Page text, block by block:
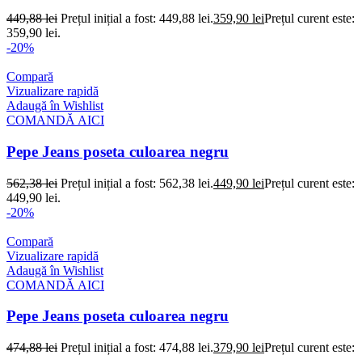
449,88lei Prețul inițial a fost: 449,88 lei.359,90 leiPrețul curent este:
359,90 lei.
-20%
Compară
Vizualizare rapidă
Adaugă în Wishlist
COMANDĂ AICI
Pepe Jeans poseta culoarea negru
562,38lei Prețul inițial a fost: 562,38 lei.449,90 leiPrețul curent este:
449,90 lei.
-20%
Compară
Vizualizare rapidă
Adaugă în Wishlist
COMANDĂ AICI
Pepe Jeans poseta culoarea negru
474,88lei Prețul inițial a fost: 474,88 lei.379,90 leiPrețul curent este: